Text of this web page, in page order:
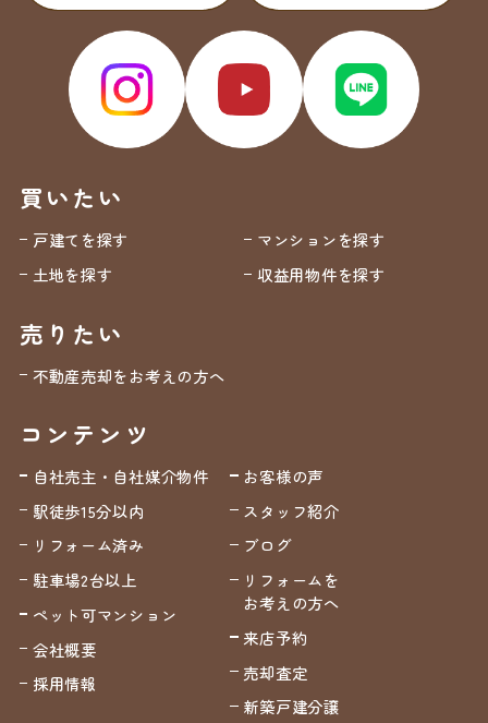
買いたい
戸建てを探す
マンションを探す
土地を探す
収益用物件を探す
売りたい
不動産売却をお考えの方へ
コンテンツ
自社売主・自社媒介物件
駅徒歩15分以内
リフォーム済み
駐車場2台以上
ペット可マンション
会社概要
採用情報
お客様の声
スタッフ紹介
ブログ
リフォームを
お考えの方へ
来店予約
売却査定
新築戸建分譲